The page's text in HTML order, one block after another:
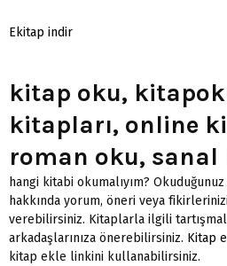
Ekitap indir
kitap oku,
kitapları, online
roman oku,
hangi kitabi okumalıyım?
hakkında yorum, öneri veya
verebilirsiniz. Kitaplarla ilgili
arkadaşlarınıza önerebilirsiniz. Kitap
kitap ekle linkini kullanabilirsiniz.